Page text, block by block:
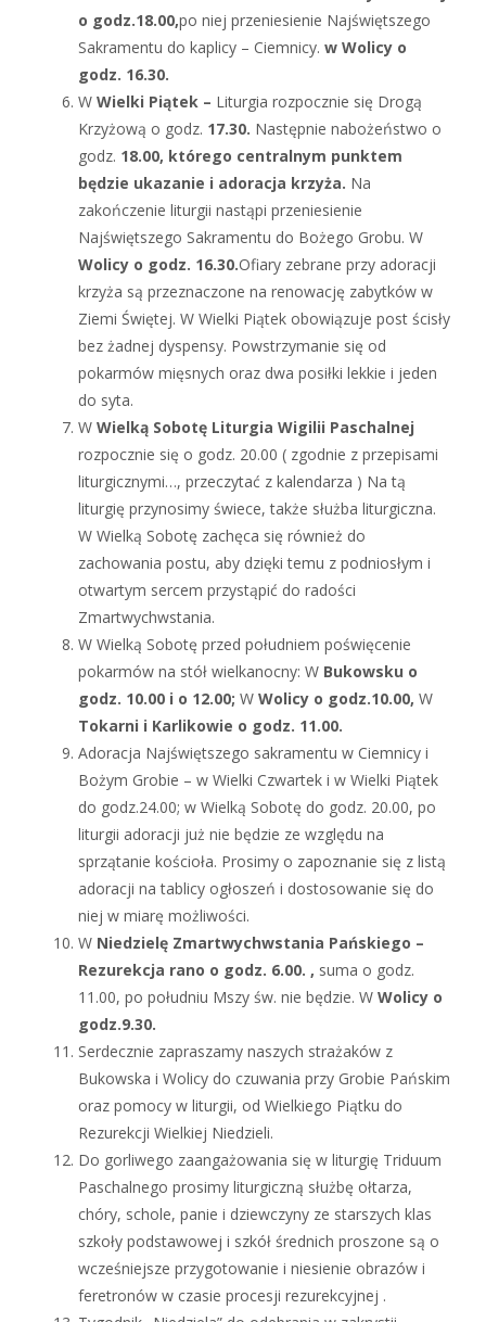
o godz.18.00,po niej przeniesienie Najświętszego
Sakramentu do kaplicy – Ciemnicy. w Wolicy o
godz. 16.30.
W Wielki Piątek – Liturgia rozpocznie się Drogą
Krzyżową o godz. 17.30. Następnie nabożeństwo o
godz. 18.00, którego centralnym punktem
będzie ukazanie i adoracja krzyża. Na
zakończenie liturgii nastąpi przeniesienie
Najświętszego Sakramentu do Bożego Grobu. W
Wolicy o godz. 16.30.Ofiary zebrane przy adoracji
krzyża są przeznaczone na renowację zabytków w
Ziemi Świętej. W Wielki Piątek obowiązuje post ścisły
bez żadnej dyspensy. Powstrzymanie się od
pokarmów mięsnych oraz dwa posiłki lekkie i jeden
do syta.
W Wielką Sobotę Liturgia Wigilii Paschalnej
rozpocznie się o godz. 20.00 ( zgodnie z przepisami
liturgicznymi…, przeczytać z kalendarza ) Na tą
liturgię przynosimy świece, także służba liturgiczna.
W Wielką Sobotę zachęca się również do
zachowania postu, aby dzięki temu z podniosłym i
otwartym sercem przystąpić do radości
Zmartwychwstania.
W Wielką Sobotę przed południem poświęcenie
pokarmów na stół wielkanocny: W Bukowsku o
godz. 10.00 i o 12.00; W Wolicy o godz.10.00, W
Tokarni i Karlikowie o godz. 11.00.
Adoracja Najświętszego sakramentu w Ciemnicy i
Bożym Grobie – w Wielki Czwartek i w Wielki Piątek
do godz.24.00; w Wielką Sobotę do godz. 20.00, po
liturgii adoracji już nie będzie ze względu na
sprzątanie kościoła. Prosimy o zapoznanie się z listą
adoracji na tablicy ogłoszeń i dostosowanie się do
niej w miarę możliwości.
W Niedzielę Zmartwychwstania Pańskiego –
Rezurekcja rano o godz. 6.00. , suma o godz.
11.00, po południu Mszy św. nie będzie. W Wolicy o
godz.9.30.
Serdecznie zapraszamy naszych strażaków z
Bukowska i Wolicy do czuwania przy Grobie Pańskim
oraz pomocy w liturgii, od Wielkiego Piątku do
Rezurekcji Wielkiej Niedzieli.
Do gorliwego zaangażowania się w liturgię Triduum
Paschalnego prosimy liturgiczną służbę ołtarza,
chóry, schole, panie i dziewczyny ze starszych klas
szkoły podstawowej i szkół średnich proszone są o
wcześniejsze przygotowanie i niesienie obrazów i
feretronów w czasie procesji rezurekcyjnej .